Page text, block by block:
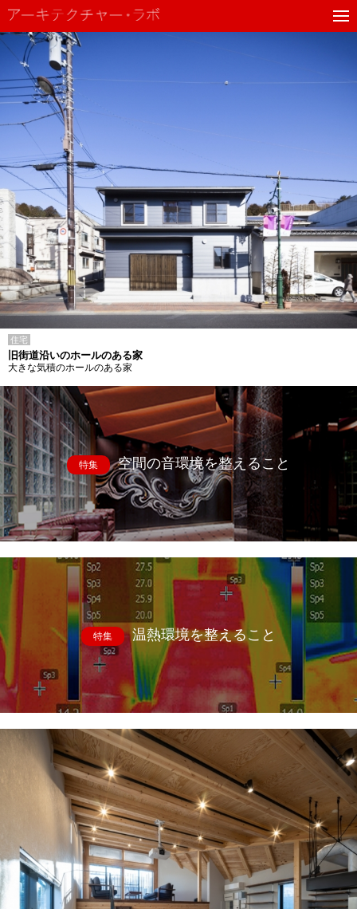
住宅
旧街道沿いのホールのある家
大きな気積のホールのある家
特集 空間の音環境を整えること
特集 温熱環境を整えること